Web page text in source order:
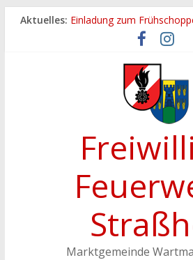
ZumAktuelles: Einladung zum
Dichtheitsprobe der
Fronleichnamsprozession
Feuerwehrfest 2026
Ferienspiel der
Marktgemeinde